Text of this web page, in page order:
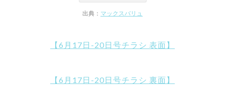
出典： マックスバリュ
【6月17日-20日号チラシ 表面】
【6月17日-20日号チラシ 裏面】